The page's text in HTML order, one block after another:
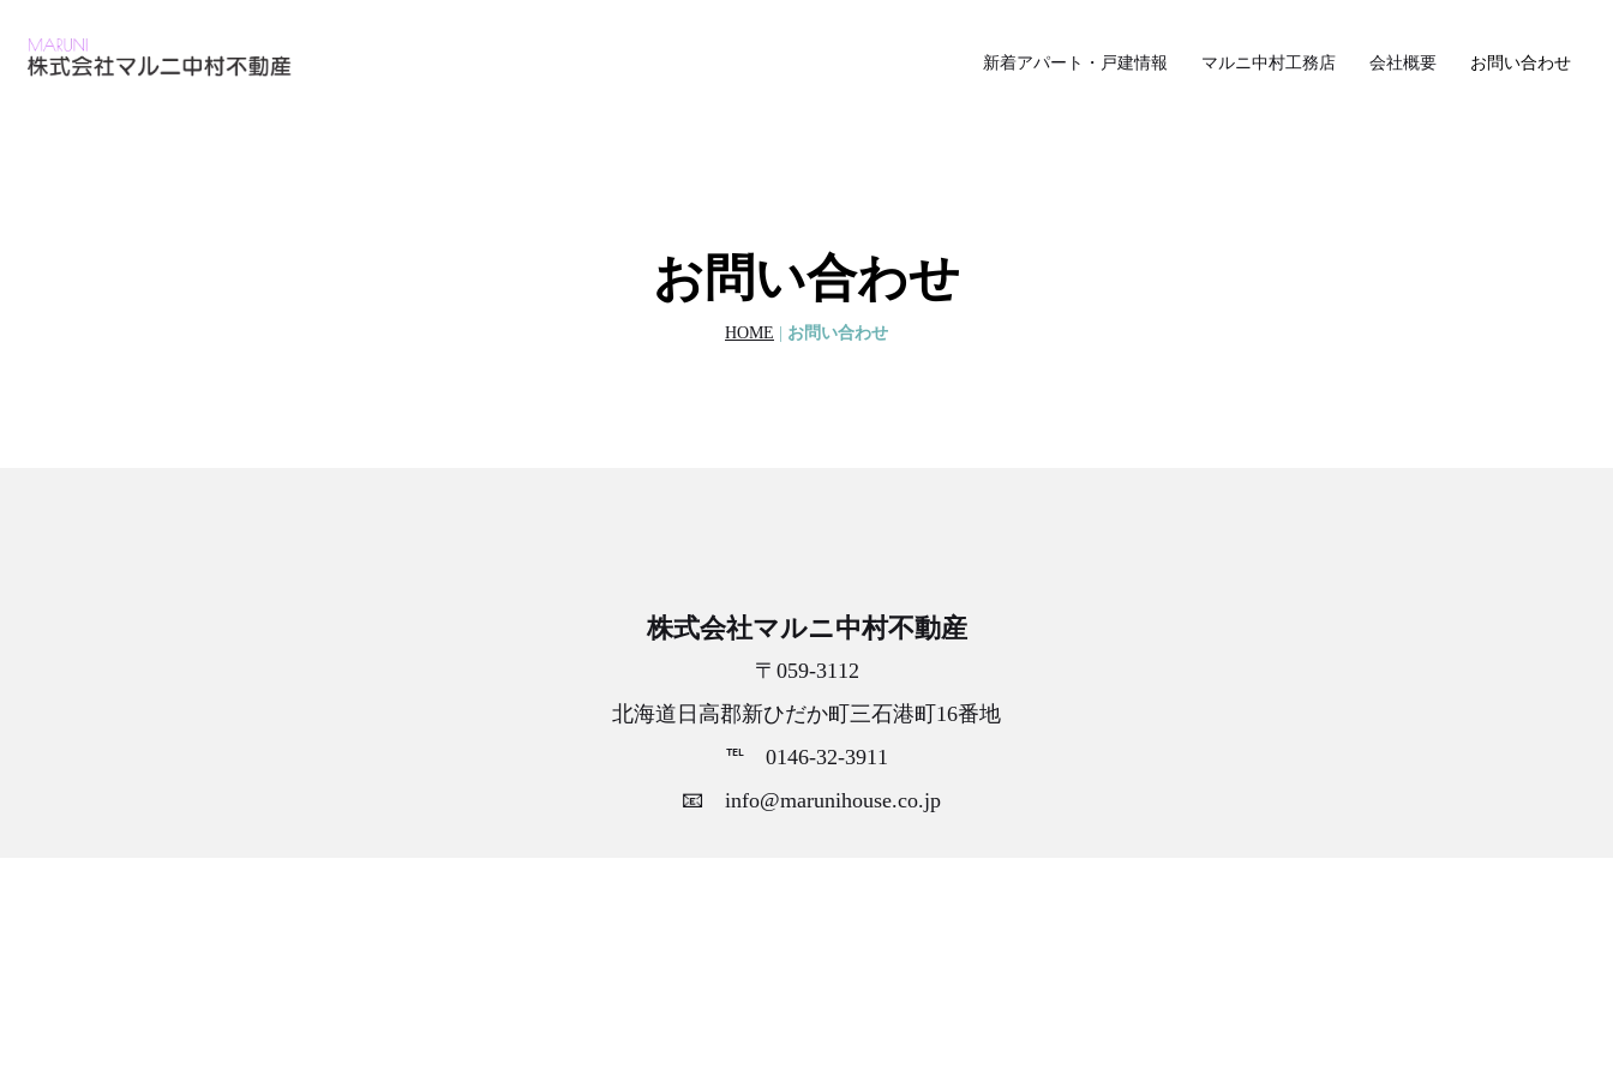
新着アパート・戸建情報 マルニ中村工務店 会社概要 お問い合わせ
お問い合わせ
HOME | お問い合わせ
株式会社マルニ中村不動産
〒059-3112
北海道日高郡新ひだか町三石港町16番地
℡ 0146-32-3911
📧 info@marunihouse.co.jp